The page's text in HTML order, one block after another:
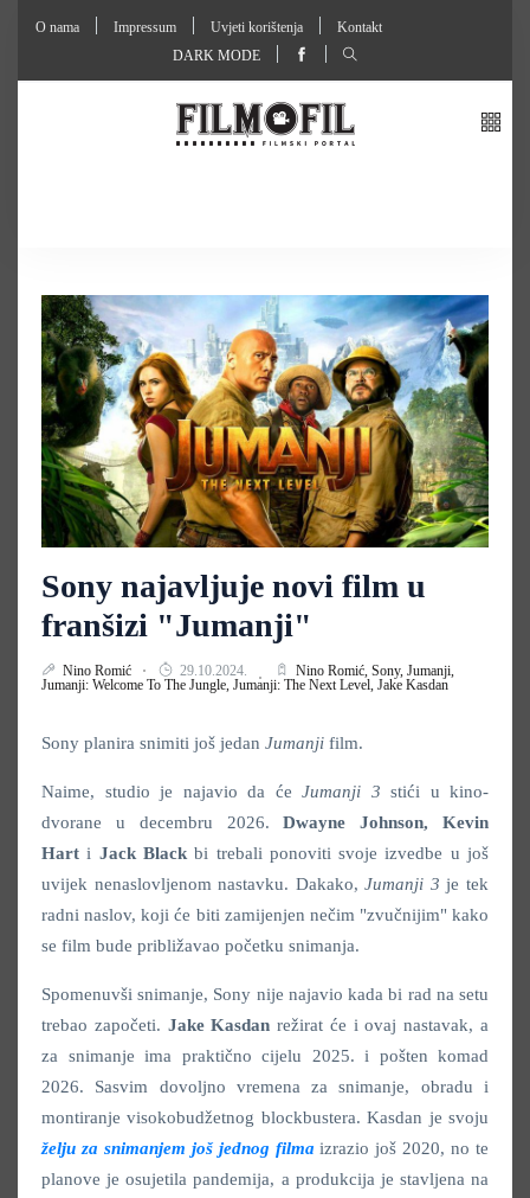
O nama Impressum Uvjeti korištenja
Kontakt
DARK MODE
Sony najavljuje novi film u
franšizi "Jumanji"
Nino Romić 29.10.2024. Nino Romić, Sony, Jumanji,
Jumanji: Welcome To The Jungle, Jumanji: The Next Level, Jake Kasdan
Sony planira snimiti još jedan Jumanji film.
Naime, studio je najavio da će Jumanji 3 stići u kino-
dvorane u decembru 2026.Dwayne Johnson, Kevin
Harti Jack Blackbi trebali ponoviti svoje izvedbe u još
uvijek nenaslovljenom nastavku. Dakako,Jumanji 3je tek
radni naslov, koji će biti zamijenjen nečim "zvučnijim" kako
se film bude približavao početku snimanja.
Spomenuvši snimanje, Sony nije najavio kada bi rad na setu
trebao započeti. Jake Kasdanrežirat će i ovaj nastavak, a
za snimanje ima praktično cijelu 2025. i pošten komad
2026. Sasvim dovoljno vremena za snimanje, obradu i
montiranje visokobudžetnog blockbustera. Kasdan je svoju
želju za snimanjem još jednog filma izrazio još 2020, no te
planove je osujetila pandemija, a produkcija je stavljena na